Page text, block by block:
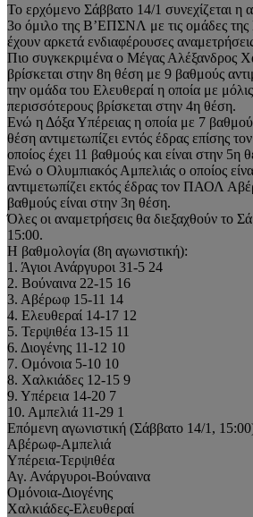
Το ερχόμενο Σάββατο 14/1 συνεχίζεται η
3ο όμιλο της Β’ΕΠΣΝΛ με τις ομάδες
έχουν αρκετά ενδιαφέρουσες
Πιο συγκεκριμένα ο Μέγας Αλέξανδρος
βρίσκεται στην 8η θέση με 9 βαθμούς
την ομάδα του Ελευθεραί η οποία με
περισσότερους βρίσκεται στην 4η θέση.
Ενώ η Δόξα Υπέρειας η οποία με 7
θέση αντιμετωπίζει εντός έδρας επίσης
οποίος έχει 11 βαθμούς και είναι στην 5η
Ενώ ο Ολυμπιακός Αμπελιάς ο οποίος
αντιμετωπίζει εκτός έδρας τον ΠΑΟΛ
βαθμούς είναι στην 3η θέση.
Όλες οι αναμετρήσεις θα διεξαχθούν το
15:00.
Η βαθμολογία (8η αγωνιστική):
1. Άγιοι Ανάργυροι 31-5 24
2. Βούναινα 22-15 16
3. Αβέρωφ 15-11 14
4. Ελευθεραί 14-17 12
5. Τερψιθέα 13-15 11
6. Διογένης 11-12 10
7. Ομόνοια 5-10 10
8. Χαλκιάδες 12-15 9
9. Υπέρεια 14-20 7
10. Αμπελιά 11-29 1
Επόμενη αγωνιστική (Σάββατο 14/1,
Αβέρωφ-Αμπελιά
Υπέρεια-Τερψιθέα
Αγ. Ανάργυροι-Βούναινα
Ομόνοια-Διογένης
Χαλκιάδες-Ελευθεραί